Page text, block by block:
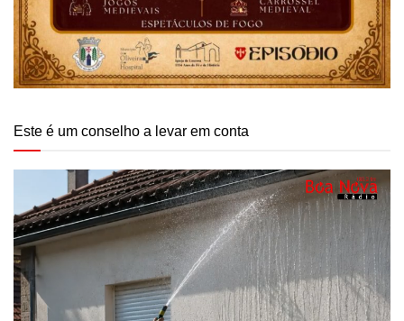
Este é um conselho a levar em conta